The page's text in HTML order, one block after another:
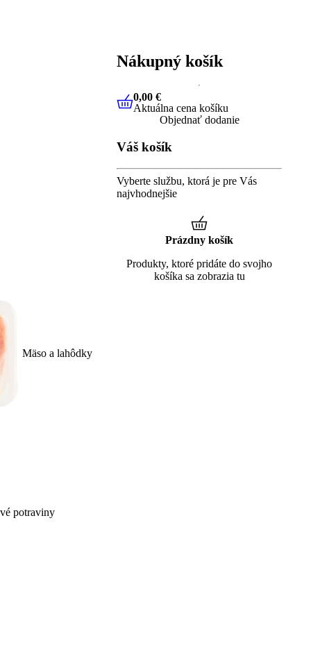
Mäso a lahôdky
potraviny
Nákupný košík
0,00 €Aktuálna cena košíku
0,00 €
Aktuálna cena košíku
Objednať dodanie
Váš košík
Vyberte službu, ktorá je pre Vás
najvhodnejšie
Prázdny košík
Produkty, ktoré pridáte do svojho
košíka sa zobrazia tu